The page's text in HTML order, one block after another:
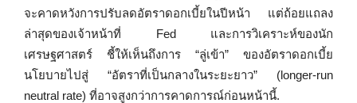
จะคาดหวังการปรับลดอัตราดอกเบี้ยในปีหน้า แต่ถ้อยแถลง
ล่าสุดของเจ้าหน้าที่ Fed และการวิเคราะห์ของนัก
เศรษฐศาสตร์ ชี้ให้เห็นถึงการ “ลู่เข้า” ของอัตราดอกเบี้ย
นโยบายไปสู่ “อัตราที่เป็นกลางในระยะยาว” (longer-run
neutral rate) ที่อาจสูงกว่าการคาดการณ์ก่อนหน้านี้.